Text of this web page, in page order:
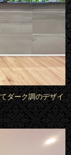
ダーク調のデザイ